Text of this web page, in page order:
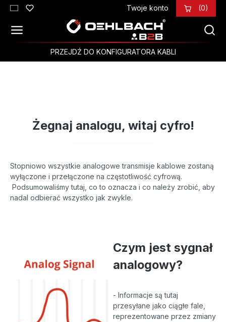
Przejdź do głównej zawartości Twoje konto (0)
PRZEJDŹ DO KONFIGURATORA KABLI
Żegnaj analogu, witaj cyfro!
Stopniowo wszystkie analogowe transmisje kablowe zostaną
wyłączone i przełączone na częstotliwość cyfrową.
Podsumowaliśmy tutaj, co to oznacza i co należy zrobić, aby
nadal odbierać wszystko jak zwykle.
Czym jest sygnał
analogowy?
- Informacje są tutaj
przesyłane jako ciągłe fale,
reprezentowane przez zmiany